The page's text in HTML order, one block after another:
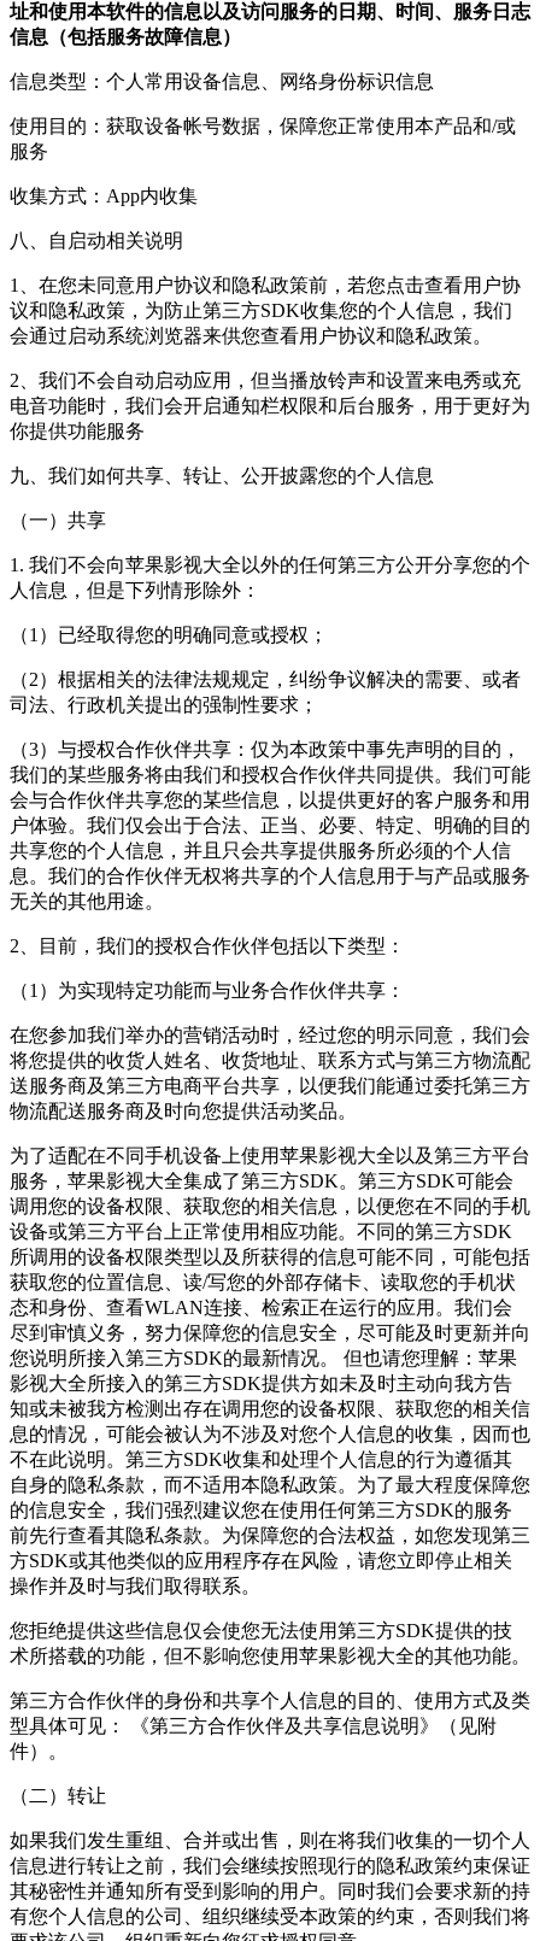
址和使用本软件的信息以及访问服务的日期、时间、服务日志
信息（包括服务故障信息）
信息类型：个人常用设备信息、网络身份标识信息
使用目的：获取设备帐号数据，保障您正常使用本产品和/或
服务
收集方式：App内收集
八、自启动相关说明
1、在您未同意用户协议和隐私政策前，若您点击查看用户协
议和隐私政策，为防止第三方SDK收集您的个人信息，我们
会通过启动系统浏览器来供您查看用户协议和隐私政策。
2、我们不会自动启动应用，但当播放铃声和设置来电秀或充
电音功能时，我们会开启通知栏权限和后台服务，用于更好为
你提供功能服务
九、我们如何共享、转让、公开披露您的个人信息
（一）共享
1. 我们不会向苹果影视大全以外的任何第三方公开分享您的个
人信息，但是下列情形除外：
（1）已经取得您的明确同意或授权；
（2）根据相关的法律法规规定，纠纷争议解决的需要、或者
司法、行政机关提出的强制性要求；
（3）与授权合作伙伴共享：仅为本政策中事先声明的目的，
我们的某些服务将由我们和授权合作伙伴共同提供。我们可能
会与合作伙伴共享您的某些信息，以提供更好的客户服务和用
户体验。我们仅会出于合法、正当、必要、特定、明确的目的
共享您的个人信息，并且只会共享提供服务所必须的个人信
息。我们的合作伙伴无权将共享的个人信息用于与产品或服务
无关的其他用途。
2、目前，我们的授权合作伙伴包括以下类型：
（1）为实现特定功能而与业务合作伙伴共享：
在您参加我们举办的营销活动时，经过您的明示同意，我们会
将您提供的收货人姓名、收货地址、联系方式与第三方物流配
送服务商及第三方电商平台共享，以便我们能通过委托第三方
物流配送服务商及时向您提供活动奖品。
为了适配在不同手机设备上使用苹果影视大全以及第三方平台
服务，苹果影视大全集成了第三方SDK。第三方SDK可能会
调用您的设备权限、获取您的相关信息，以便您在不同的手机
设备或第三方平台上正常使用相应功能。不同的第三方SDK
所调用的设备权限类型以及所获得的信息可能不同，可能包括
获取您的位置信息、读/写您的外部存储卡、读取您的手机状
态和身份、查看WLAN连接、检索正在运行的应用。我们会
尽到审慎义务，努力保障您的信息安全，尽可能及时更新并向
您说明所接入第三方SDK的最新情况。 但也请您理解：苹果
影视大全所接入的第三方SDK提供方如未及时主动向我方告
知或未被我方检测出存在调用您的设备权限、获取您的相关信
息的情况，可能会被认为不涉及对您个人信息的收集，因而也
不在此说明。第三方SDK收集和处理个人信息的行为遵循其
自身的隐私条款，而不适用本隐私政策。为了最大程度保障您
的信息安全，我们强烈建议您在使用任何第三方SDK的服务
前先行查看其隐私条款。为保障您的合法权益，如您发现第三
方SDK或其他类似的应用程序存在风险，请您立即停止相关
操作并及时与我们取得联系。
您拒绝提供这些信息仅会使您无法使用第三方SDK提供的技
术所搭载的功能，但不影响您使用苹果影视大全的其他功能。
第三方合作伙伴的身份和共享个人信息的目的、使用方式及类
型具体可见： 《第三方合作伙伴及共享信息说明》（见附
件）。
（二）转让
如果我们发生重组、合并或出售，则在将我们收集的一切个人
信息进行转让之前，我们会继续按照现行的隐私政策约束保证
其秘密性并通知所有受到影响的用户。同时我们会要求新的持
有您个人信息的公司、组织继续受本政策的约束，否则我们将